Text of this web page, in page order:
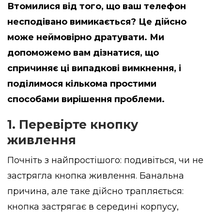
Втомилися від того, що ваш телефон
несподівано вимикається? Це дійсно
може неймовірно дратувати. Ми
допоможемо вам дізнатися, що
спричиняє ці випадкові вимкнення, і
поділимося кількома простими
способами вирішення проблеми.
1. Перевірте кнопку
живлення
Почніть з найпростішого: подивіться, чи не
застрягла кнопка живлення. Банальна
причина, але таке дійсно трапляється:
кнопка застрягає в середині корпусу,